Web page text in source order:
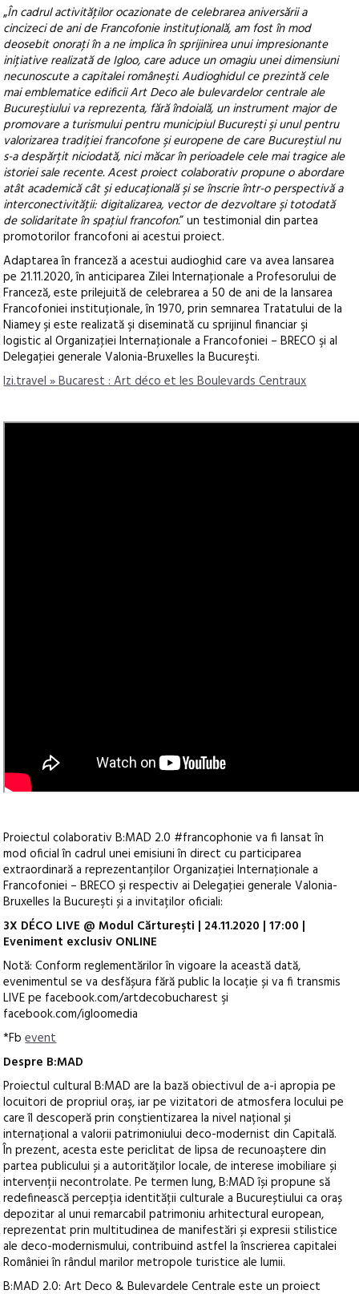
„În cadrul activităţilor ocazionate de celebrarea aniversării a
cincizeci de ani de Francofonie instituţională, am fost în mod
deosebit onoraţi în a ne implica în sprijinirea unui impresionante
iniţiative realizată de Igloo, care aduce un omagiu unei dimensiuni
necunoscute a capitalei româneşti. Audioghidul ce prezintă cele
mai emblematice edificii Art Deco ale bulevardelor centrale ale
Bucureştiului va reprezenta, fără îndoială, un instrument major de
promovare a turismului pentru municipiul București şi unul pentru
valorizarea tradiţiei francofone şi europene de care Bucureştiul nu
s-a despărţit niciodată, nici măcar în perioadele cele mai tragice ale
istoriei sale recente. Acest proiect colaborativ propune o abordare
atât academică cât şi educaţională şi se înscrie într-o perspectivă a
interconectivităţii: digitalizarea, vector de dezvoltare şi totodată
de solidaritate în spaţiul francofon.” un testimonial din partea
promotorilor francofoni ai acestui proiect.
Adaptarea în franceză a acestui audioghid care va avea lansarea
pe 21.11.2020, în anticiparea Zilei Internaţionale a Profesorului de
Franceză, este prilejuită de celebrarea a 50 de ani de la lansarea
Francofoniei instituționale, în 1970, prin semnarea Tratatului de la
Niamey şi este realizată şi diseminată cu sprijinul financiar şi
logistic al Organizaţiei Internaţionale a Francofoniei – BRECO şi al
Delegaţiei generale Valonia-Bruxelles la Bucureşti.
Izi.travel » Bucarest : Art déco et les Boulevards Centraux
Proiectul colaborativ B:MAD 2.0 #francophonie va fi lansat în
mod oficial în cadrul unei emisiuni în direct cu participarea
extraordinară a reprezentanţilor Organizaţiei Internaţionale a
Francofoniei – BRECO şi respectiv ai Delegaţiei generale Valonia-
Bruxelles la Bucureşti și a invitaților oficiali:
3X DÉCO LIVE @ Modul Cărtureşti | 24.11.2020 | 17:00 |
Eveniment exclusiv ONLINE
Notă: Conform reglementărilor în vigoare la această dată,
evenimentul se va desfășura fără public la locație și va fi transmis
LIVE pe facebook.com/artdecobucharest şi
facebook.com/igloomedia
*Fbevent
Despre B:MAD
Proiectul cultural B:MAD are la bază obiectivul de a-i apropia pe
locuitori de propriul oraș, iar pe vizitatori de atmosfera locului pe
care îl descoperă prin conștientizarea la nivel național și
internațional a valorii patrimoniului deco-modernist din Capitală.
În prezent, acesta este periclitat de lipsa de recunoaștere din
partea publicului și a autorităților locale, de interese imobiliare și
intervenții necontrolate. Pe termen lung, B:MAD își propune să
redefinească percepția identității culturale a Bucureștiului ca oraș
depozitar al unui remarcabil patrimoniu arhitectural european,
reprezentat prin multitudinea de manifestări și expresii stilistice
ale deco-modernismului, contribuind astfel la înscrierea capitalei
României în rândul marilor metropole turistice ale lumii.
B:MAD 2.0: Art Deco & Bulevardele Centrale este un proiect